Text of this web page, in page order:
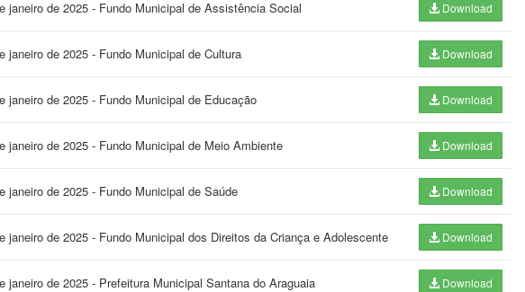
janeiro de 2025 - Fundo Municipal de Assistência Social Download
janeiro de 2025 - Fundo Municipal de Cultura Download
janeiro de 2025 - Fundo Municipal de Educação Download
janeiro de 2025 - Fundo Municipal de Meio Ambiente Download
janeiro de 2025 - Fundo Municipal de Saúde Download
janeiro de 2025 - Fundo Municipal dos Direitos da Criança e Adolescente Download
janeiro de 2025 - Prefeitura Municipal Santana do Araguaia Download